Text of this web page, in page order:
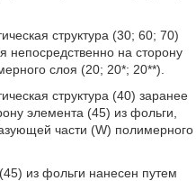
структура (30; 60; 70)
непосредственно на сторону
слоя (20; 20*; 20**).
структура (40) заранее
элемента (45) из фольги,
части (W) полимерного
из фольги нанесен путем